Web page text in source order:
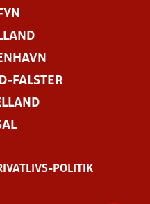
FALSTER
POLITIK